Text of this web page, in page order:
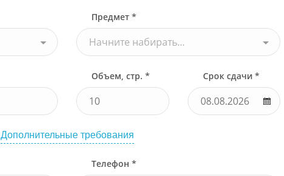
Предмет *
Начните набирать...
Объем, стр. * Срок сдачи *
Дополнительные требования
Телефон *